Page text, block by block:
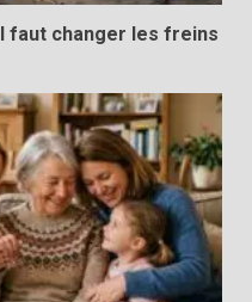
faut changer les freins